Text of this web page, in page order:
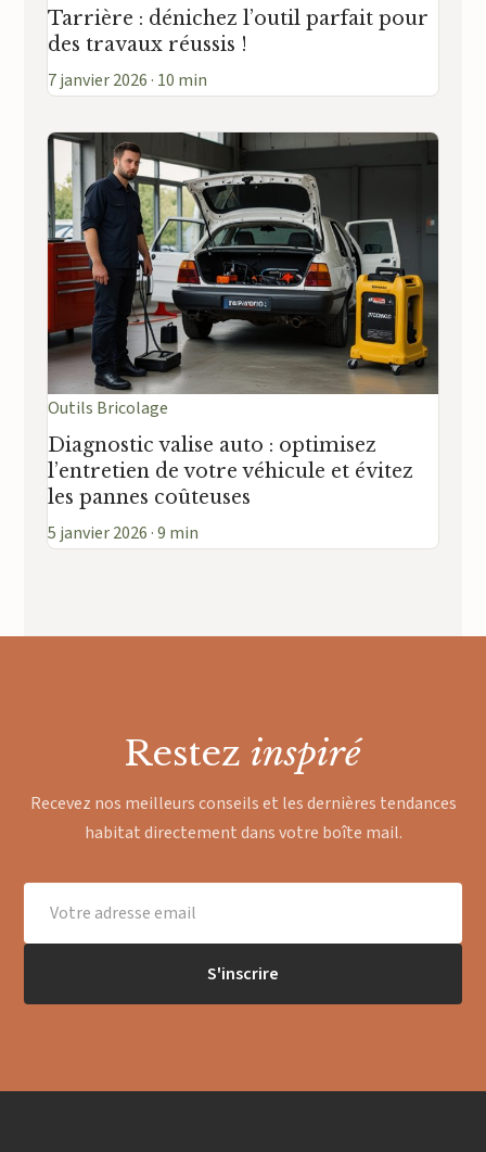
Tarrière : dénichez l’outil parfait pour
des travaux réussis !
7 janvier 2026 · 10 min
Outils Bricolage
Diagnostic valise auto : optimisez
l’entretien de votre véhicule et évitez
les pannes coûteuses
5 janvier 2026 · 9 min
Restez inspiré
Recevez nos meilleurs conseils et les dernières tendances
habitat directement dans votre boîte mail.
S'inscrire